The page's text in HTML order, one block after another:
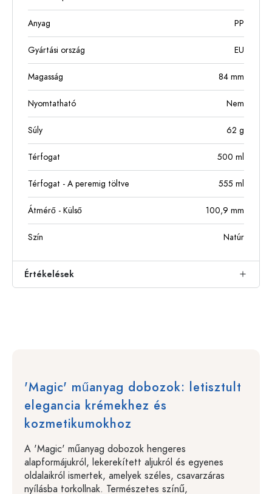
Anyag PP
Gyártási ország EU
Magasság 84 mm
Nyomtatható Nem
Súly 62 g
Térfogat 500 ml
Térfogat - A peremig töltve 555 ml
Átmérő - Külső 100,9 mm
Szín Natúr
Értékelések
'Magic' műanyag dobozok: letisztult
elegancia krémekhez és
kozmetikumokhoz
A 'Magic' műanyag dobozok hengeres
alapformájukról, lekerekített aljukról és egyenes
oldalaikról ismertek, amelyek széles, csavarzáras
nyílásba torkollnak. Természetes színű,